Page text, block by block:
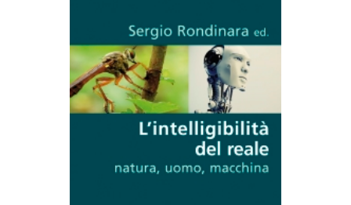
AGGIUNGI AL CARRELLO